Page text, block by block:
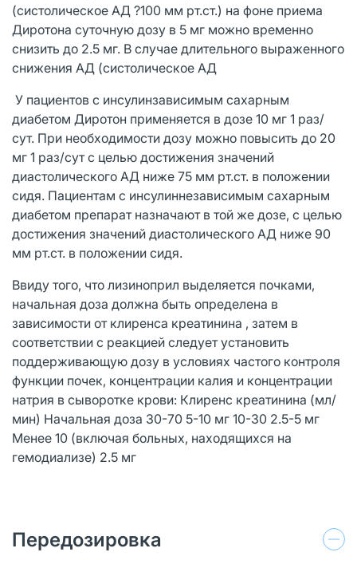
(систолическое АД ?100 мм рт.ст.) на фоне приема
Диротона суточную дозу в 5 мг можно временно
снизить до 2.5 мг. В случае длительного выраженного
снижения АД (систолическое АД
У пациентов с инсулинзависимым сахарным
диабетом Диротон применяется в дозе 10 мг 1 раз/
сут. При необходимости дозу можно повысить до 20
мг 1 раз/сут с целью достижения значений
диастолического АД ниже 75 мм рт.ст. в положении
сидя. Пациентам с инсулиннезависимым сахарным
диабетом препарат назначают в той же дозе, с целью
достижения значений диастолического АД ниже 90
мм рт.ст. в положении сидя.
Ввиду того, что лизиноприл выделяется почками,
начальная доза должна быть определена в
зависимости от клиренса креатинина , затем в
соответствии с реакцией следует установить
поддерживающую дозу в условиях частого контроля
функции почек, концентрации калия и концентрации
натрия в сыворотке крови: Клиренс креатинина (мл/
мин) Начальная доза 30-70 5-10 мг 10-30 2.5-5 мг
Менее 10 (включая больных, находящихся на
гемодиализе) 2.5 мг
Передозировка